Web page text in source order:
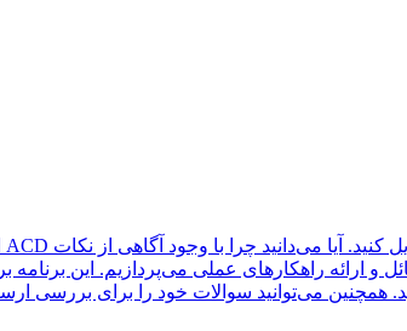
و ارائه راهکارهای عملی می‌پردازیم. این
همچنین می‌توانید سوالات خود را برای بررسی